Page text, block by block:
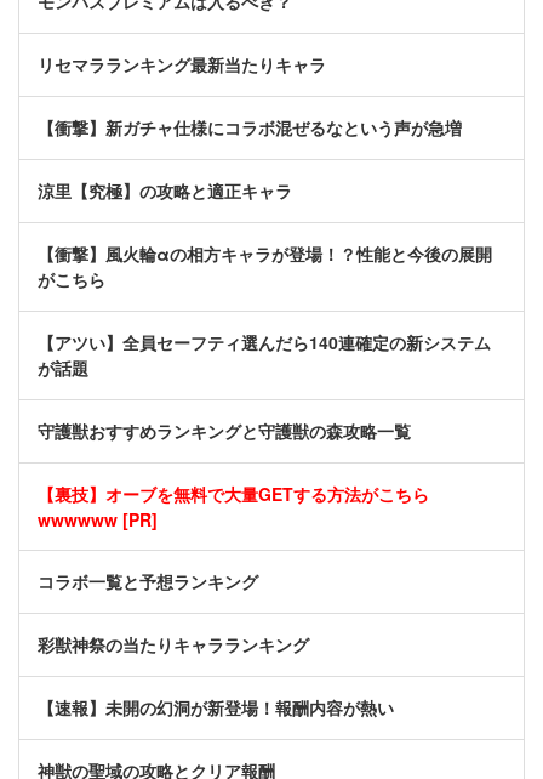
リセマラランキング最新当たりキャラ
【衝撃】新ガチャ仕様にコラボ混ぜるなという声が急増
涼里【究極】の攻略と適正キャラ
【衝撃】風火輪αの相方キャラが登場！？性能と今後の展開
がこちら
【アツい】全員セーフティ選んだら140連確定の新システム
が話題
守護獣おすすめランキングと守護獣の森攻略一覧
【裏技】オーブを無料で大量GETする方法がこちら
wwwwww [PR]
コラボ一覧と予想ランキング
彩獣神祭の当たりキャラランキング
【速報】未開の幻洞が新登場！報酬内容が熱い
神獣の聖域の攻略とクリア報酬